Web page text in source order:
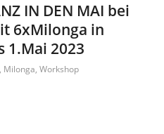
IN DEN MAI bei
6xMilonga in
1.Mai 2023
Milonga, Workshop